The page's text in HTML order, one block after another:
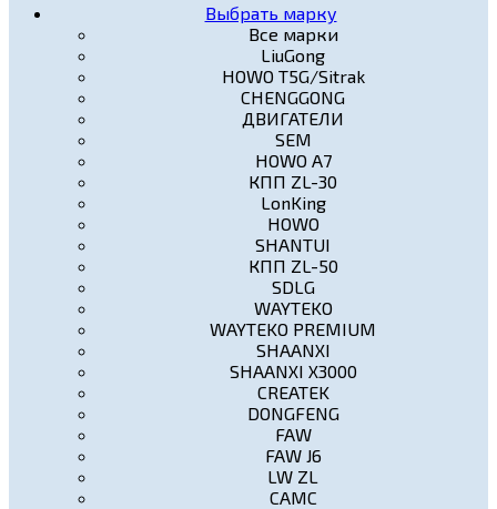
Выбрать марку
Все марки
LiuGong
HOWO T5G/Sitrak
CHENGGONG
ДВИГАТЕЛИ
SEM
HOWO A7
КПП ZL-30
LonKing
HOWO
SHANTUI
КПП ZL-50
SDLG
WAYTEKO
WAYTEKO PREMIUM
SHAANXI
SHAANXI X3000
CREATEK
DONGFENG
FAW
FAW J6
LW ZL
CAMC